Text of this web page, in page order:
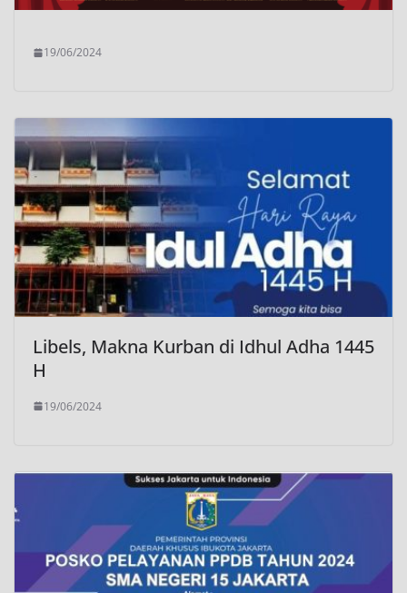
19/06/2024
Libels, Makna Kurban di Idhul Adha 1445
H
19/06/2024